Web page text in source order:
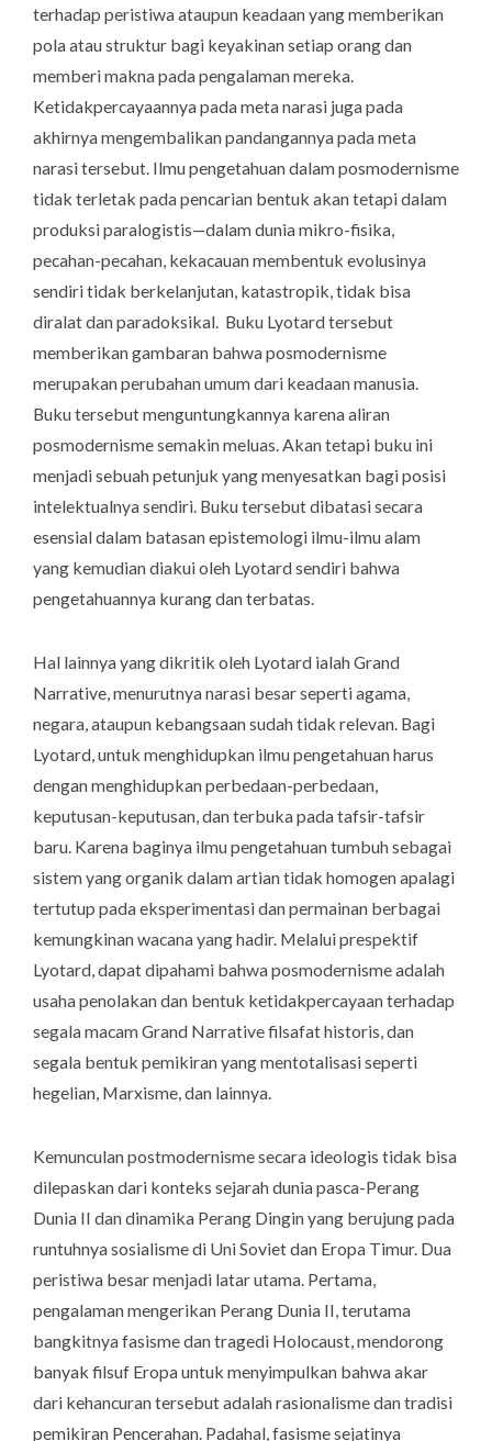
terhadap peristiwa ataupun keadaan yang memberikan
pola atau struktur bagi keyakinan setiap orang dan
memberi makna pada pengalaman mereka.
Ketidakpercayaannya pada meta narasi juga pada
akhirnya mengembalikan pandangannya pada meta
narasi tersebut. Ilmu pengetahuan dalam posmodernisme
tidak terletak pada pencarian bentuk akan tetapi dalam
produksi paralogistis—dalam dunia mikro-fisika,
pecahan-pecahan, kekacauan membentuk evolusinya
sendiri tidak berkelanjutan, katastropik, tidak bisa
diralat dan paradoksikal. Buku Lyotard tersebut
memberikan gambaran bahwa posmodernisme
merupakan perubahan umum dari keadaan manusia.
Buku tersebut menguntungkannya karena aliran
posmodernisme semakin meluas. Akan tetapi buku ini
menjadi sebuah petunjuk yang menyesatkan bagi posisi
intelektualnya sendiri. Buku tersebut dibatasi secara
esensial dalam batasan epistemologi ilmu-ilmu alam
yang kemudian diakui oleh Lyotard sendiri bahwa
pengetahuannya kurang dan terbatas.
Hal lainnya yang dikritik oleh Lyotard ialahGrand
Narrative , menurutnya narasi besar seperti agama,
negara, ataupun kebangsaan sudah tidak relevan. Bagi
Lyotard, untuk menghidupkan ilmu pengetahuan harus
dengan menghidupkan perbedaan-perbedaan,
keputusan-keputusan, dan terbuka pada tafsir-tafsir
baru. Karena baginya ilmu pengetahuan tumbuh sebagai
sistem yang organik dalam artian tidak homogen apalagi
tertutup pada eksperimentasi dan permainan berbagai
kemungkinan wacana yang hadir. Melalui prespektif
Lyotard, dapat dipahami bahwa posmodernisme adalah
usaha penolakan dan bentuk ketidakpercayaan terhadap
segala macamGrand Narrativefilsafat historis, dan
segala bentuk pemikiran yang mentotalisasi seperti
hegelian, Marxisme, dan lainnya.
Kemunculan postmodernisme secara ideologis tidak bisa
dilepaskan dari konteks sejarah dunia pasca-Perang
Dunia II dan dinamika Perang Dingin yang berujung pada
runtuhnya sosialisme di Uni Soviet dan Eropa Timur. Dua
peristiwa besar menjadi latar utama. Pertama,
pengalaman mengerikan Perang Dunia II, terutama
bangkitnya fasisme dan tragedi Holocaust, mendorong
banyak filsuf Eropa untuk menyimpulkan bahwa akar
dari kehancuran tersebut adalah rasionalisme dan tradisi
pemikiran Pencerahan. Padahal, fasisme sejatinya